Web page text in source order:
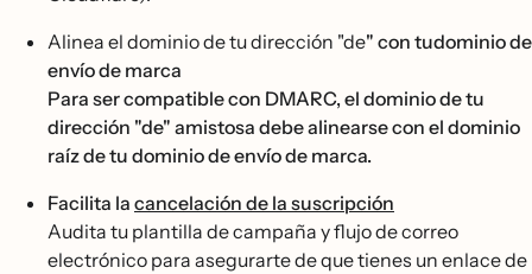
Alinea el dominio de tu dirección "de" con tudominio de
envío de marca
Para ser compatible con DMARC, el dominio de tu
dirección "de" amistosa debe alinearse con el dominio
raíz de tu dominio de envío de marca.
Facilita la cancelación de la suscripción
Audita tu plantilla de campaña y flujo de correo
electrónico para asegurarte de que tienes un enlace de